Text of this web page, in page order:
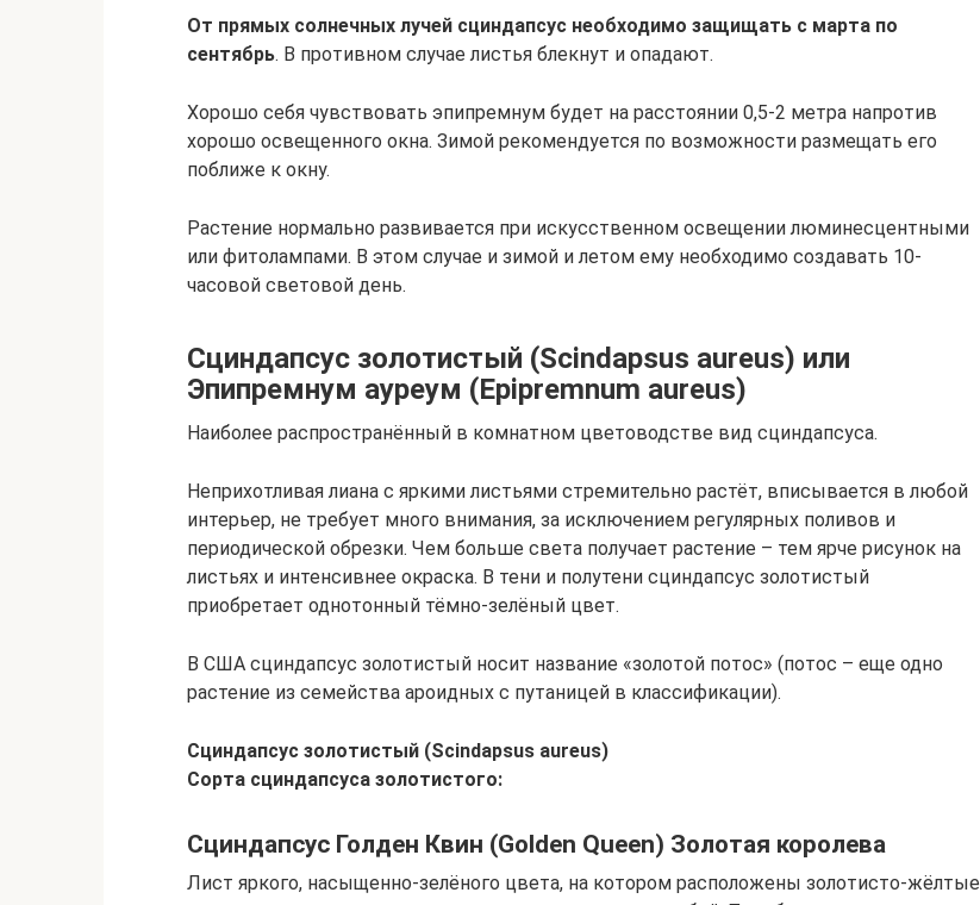
От прямых солнечных лучей сциндапсус необходимо защищать с марта по
сентябрь. В противном случае листья блекнут и опадают.
Хорошо себя чувствовать эпипремнум будет на расстоянии 0,5-2 метра напротив
хорошо освещенного окна. Зимой рекомендуется по возможности размещать его
поближе к окну.
Растение нормально развивается при искусственном освещении люминесцентными
или фитолампами. В этом случае и зимой и летом ему необходимо создавать 10-
часовой световой день.
Сциндапсус золотистый (Scindapsus aureus) или
Эпипремнум ауреум (Epipremnum aureus)
Наиболее распространённый в комнатном цветоводстве вид сциндапсуса.
Неприхотливая лиана с яркими листьями стремительно растёт, вписывается в любой
интерьер, не требует много внимания, за исключением регулярных поливов и
периодической обрезки. Чем больше света получает растение – тем ярче рисунок на
листьях и интенсивнее окраска. В тени и полутени сциндапсус золотистый
приобретает однотонный тёмно-зелёный цвет.
В США сциндапсус золотистый носит название «золотой потос» (потос – еще одно
растение из семейства ароидных с путаницей в классификации).
Сциндапсус золотистый (Scindapsus aureus)
Сорта сциндапсуса золотистого:
Сциндапсус Голден Квин (Golden Queen) Золотая королева
Лист яркого, насыщенно-зелёного цвета, на котором расположены золотисто-жёлтые